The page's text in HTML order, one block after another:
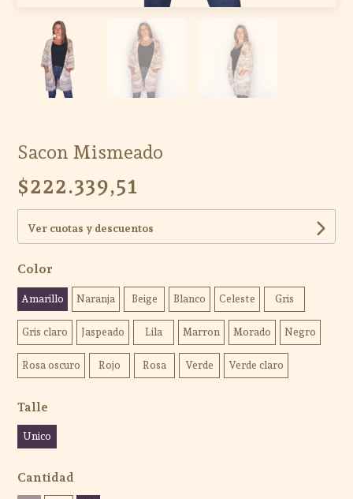
Sacon Mismeado
$222.339,51
Ver cuotas y descuentos
Color
Amarillo Naranja Beige Blanco Celeste Gris
Gris claro Jaspeado Lila Marron Morado Negro
Rosa oscuro Rojo Rosa Verde Verde claro
Talle
Unico
Cantidad